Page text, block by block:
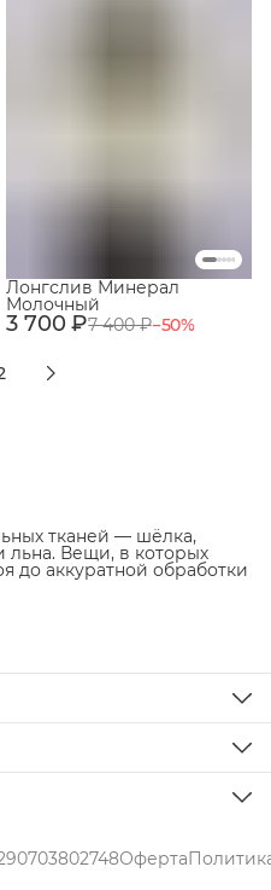
3 700 ₽7 400 ₽−50%
Лонгслив Минерал
Молочный
тканей — шёлка,
льна. Вещи, в которых
до аккуратной обработки
Оферта